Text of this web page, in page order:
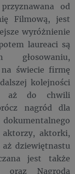
od
Filmową, jest
wyróżnienie
laureaci są
głosowaniu,
świecie firmę
kolejności
aż do chwili
nagród dla
aktorzy, aktorki,
dziewiętnastu
jest także
oraz Nagroda